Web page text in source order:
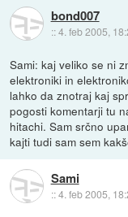
bond007
::4. feb 2005,
Sami: kaj veliko se ni
elektroniki in
lahko da znotraj kaj
pogosti komentarji tu
hitachi. Sam srčno
kajti tudi sam sem
Sami
::4. feb 2005,